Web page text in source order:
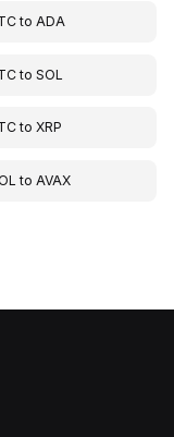
to ADA
to SOL
to XRP
to AVAX